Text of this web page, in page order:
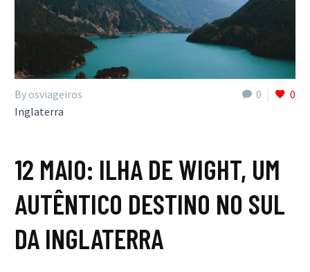
0 0
By osviageiros
Inglaterra
12 MAIO: ILHA DE WIGHT, UM
AUTÊNTICO DESTINO NO SUL
DA INGLATERRA